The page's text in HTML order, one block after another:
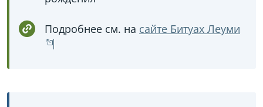
Подробнее см. на сайте Битуах Леуми